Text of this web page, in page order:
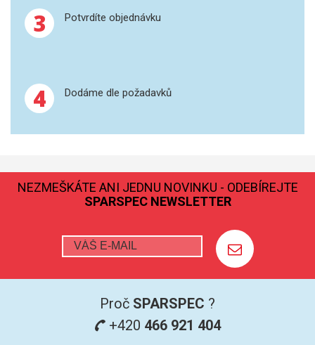
SPEX MLETÍ
MS/SPM
SUBSTRÁTY
3 Potvrdíte objednávku
4 Dodáme dle požadavků
NEZMEŠKÁTE ANI JEDNU NOVINKU - ODEBÍREJTE
SPARSPEC NEWSLETTER
Proč SPARSPEC ?
+420 466 921 404